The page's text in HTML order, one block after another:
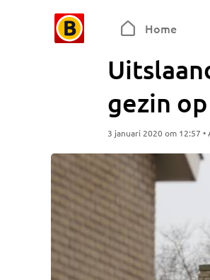
Home
gezin
3 januari 2020 om 12:57